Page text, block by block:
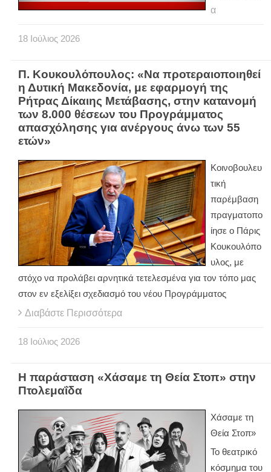
α
18 Ιούλιος 2026
Π. Κουκουλόπουλος: «Να προτεραιοποιηθεί
η Δυτική Μακεδονία, με εφαρμογή της
Ρήτρας Δίκαιης Μετάβασης, στην κατανομή
των 8.000 θέσεων του Προγράμματος
απασχόλησης για ανέργους άνω των 55
ετών»
Κοινοβουλευ
τική
παρέμβαση
πραγματοπο
ίησε ο Πάρις
Κουκουλόπο
υλος, με
στόχο να προλάβει αρνητικά τετελεσμένα για τον τόπο μας
στον εν εξελίξει σχεδιασμό του νέου Προγράμματος
Διαβάστε Περισσότερα
18 Ιούλιος 2026
Η παράσταση «Χάσαμε τη Θεία Στοπ» στην
Πτολεμαΐδα
Χάσαμε τη
Θεία Στοπ»
Το θεατρικό
κόσμημα του